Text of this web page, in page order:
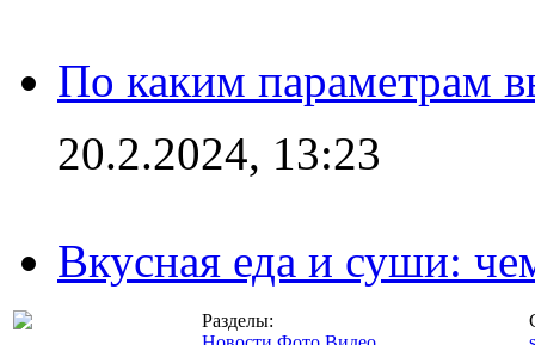
По каким параметрам
20.2.2024, 13:23
Вкусная еда и суши:
Разделы: